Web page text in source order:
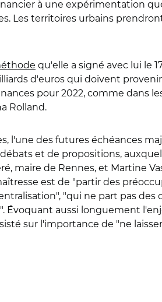
à une expérimentation
Les territoires urbains
qu'elle a signé avec lui le
d'euros qui doivent
pour 2022, comme dans
Rolland.
l'une des futures échéances
et de propositions,
maire de Rennes, et Martine
est de "partir des
"qui ne part pas des
Évoquant aussi longuement
sur l'importance de "ne